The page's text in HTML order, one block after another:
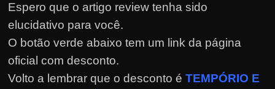
Espero que o artigo review tenha sido
elucidativo para você.
O botão verde abaixo tem um link da página
oficial com desconto.
Volto a lembrar que o desconto éTEMPÓRIO E